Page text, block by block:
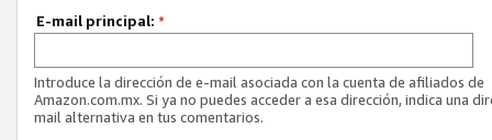
E-mail principal: *
Introduce la dirección de e-mail asociada con la cuenta de afiliados de
Amazon.com.mx. Si ya no puedes acceder a esa dirección, indica una
mail alternativa en tus comentarios.